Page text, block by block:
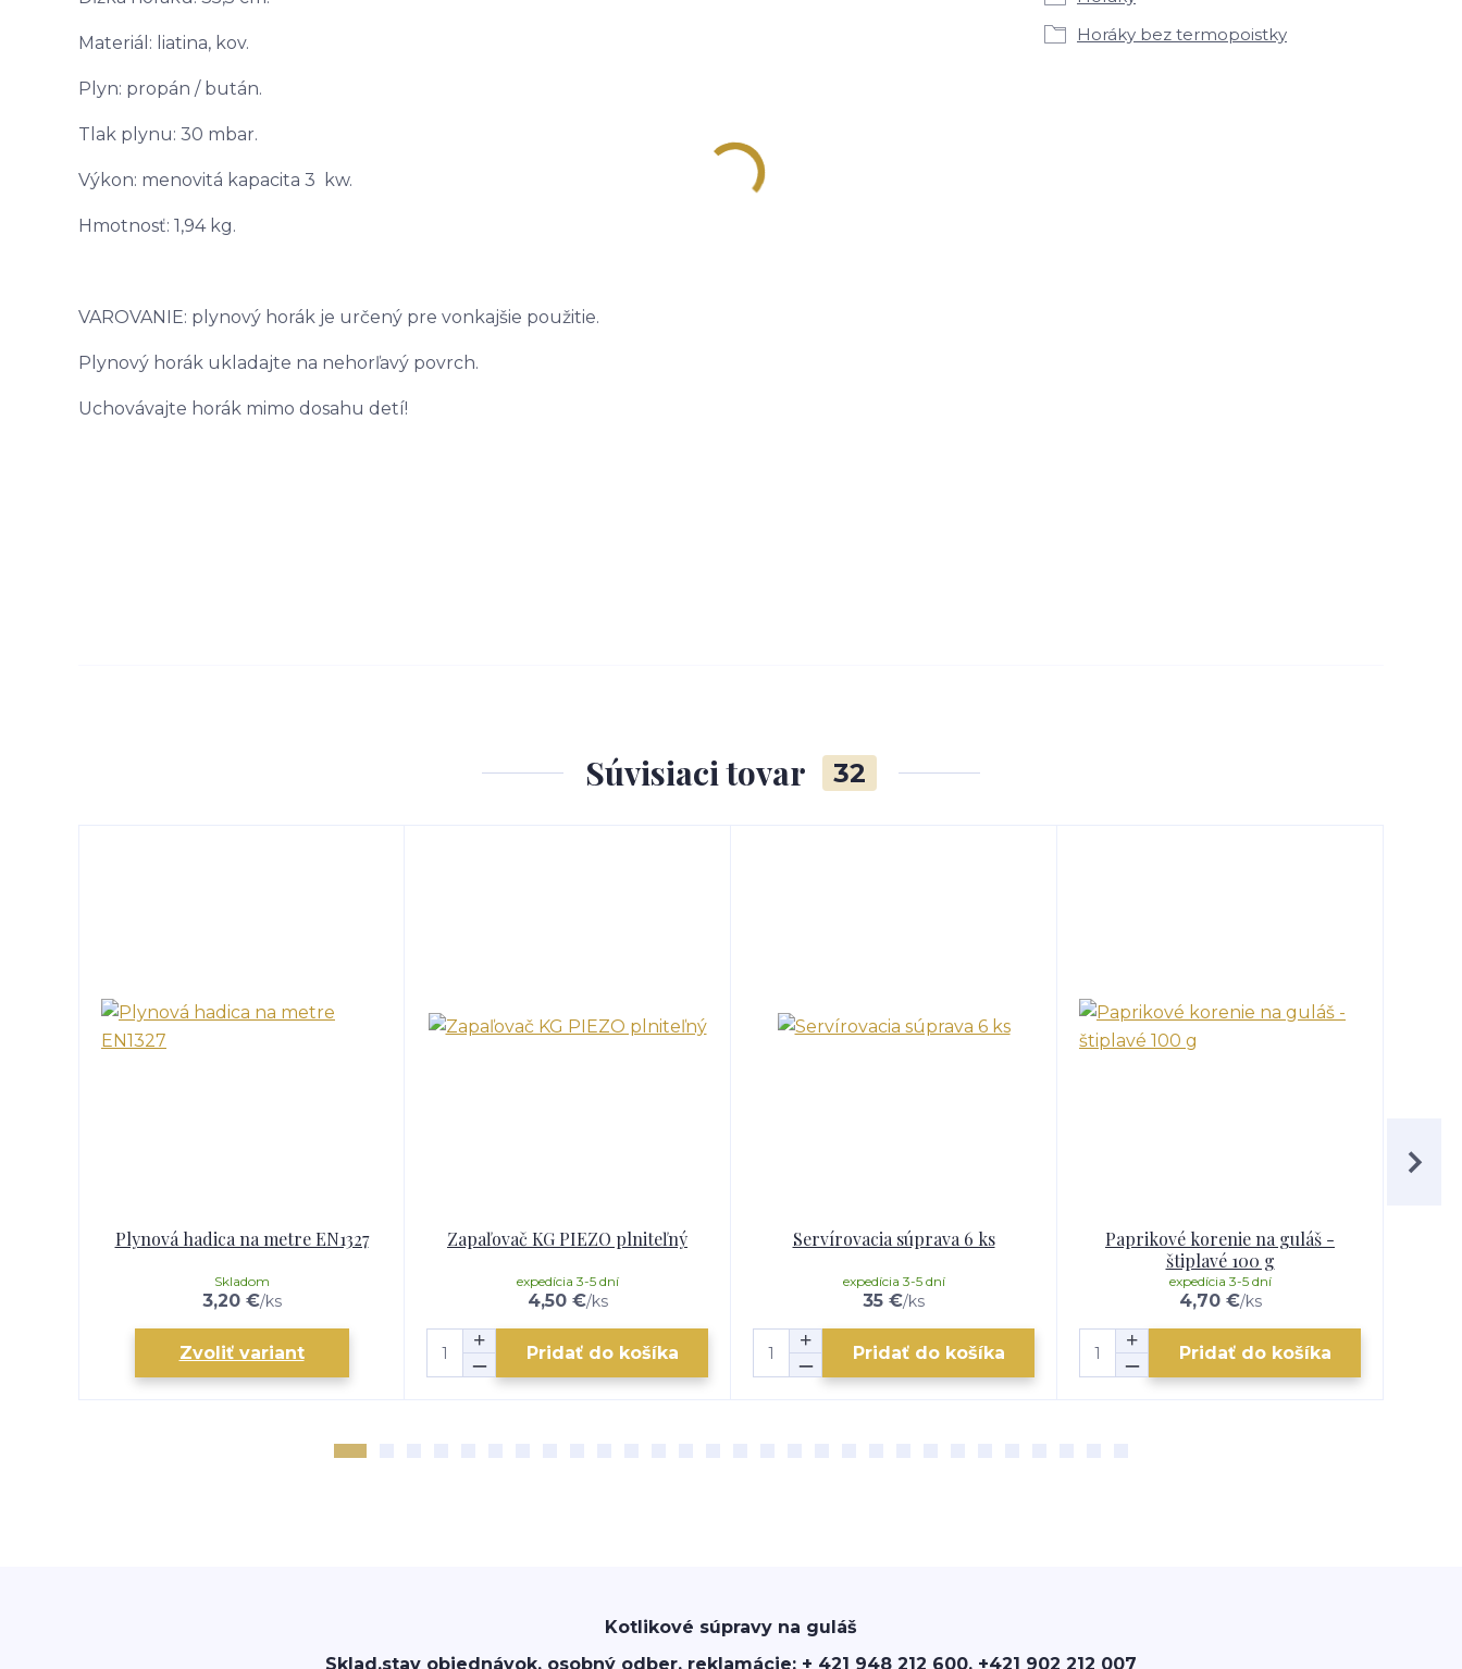
Materiál: liatina, kov.
Plyn: propán / bután.
Tlak plynu: 30 mbar.
Výkon: menovitá kapacita 3 kw.
Hmotnosť: 1,94 kg.
VAROVANIE: plynový horák je určený pre vonkajšie použitie.
Plynový horák ukladajte na nehorľavý povrch.
Uchovávajte horák mimo dosahu detí!
Horáky bez termopoistky
Súvisiaci tovar 32
Plynová hadica na metre EN1327
3,20 €/ks
Skladom
Zvoliť variant
Zapaľovač KG PIEZO plniteľný
4,50 €/ks
expedícia 3-5 dní
Pridať do košíka
Servírovacia súprava 6 ks
35 €/ks
expedícia 3-5 dní
Pridať do košíka
Paprikové korenie na guláš -
štiplavé 100 g
4,70 €/ks
expedícia 3-5 dní
Pridať do košíka
Kotlikové súpravy na guláš
Sklad,stav objednávok, osobný odber, reklamácie: + 421 948 212 600, +421 902 212 007